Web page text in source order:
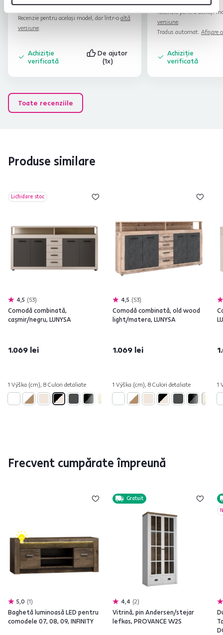
indicativele date în carte, mulțumesc!
Recenzie pentru același model, dar într-o altă
versiune.
Achiziție
verificată
De ajutor
(1x)
Recenzie pentru același
versiune.
Tradus automat. Afișare
Achiziție
verificată
Toate recenziile
Produse similare
Lichidare stoc
4,5 53
Comodă combinată,
caşmir/negru, LUNYSA
1.069 lei
1 Výška (cm), 8 Culori detaliate
4,5 53
Comodă combinată, old wood
light/matera, LUNYSA
1.069 lei
1 Výška (cm), 8 Culori detaliate 1
Frecvent cumpărate împreună
5,0 1
Baghetă luminoasă LED pentru
comodele 07, 08, 09, INFINITY
Gratuit
4,4 2
Vitrină, pin Andersen/stejar
lefkas, PROVANCE W2S